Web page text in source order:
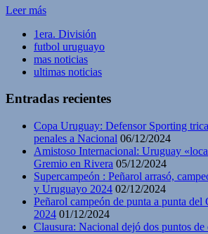
Leer más
1era. División
futbol uruguayo
mas noticias
ultimas noticias
Entradas recientes
Copa Uruguay: Defensor Sporting
penales a Nacional 06/12/2024
Amistoso Internacional: Uruguay
Gremio en Rivera 05/12/2024
Supercampeón : Peñarol arrasó,
y Uruguayo 2024 02/12/2024
Peñarol campeón de punta a punta
2024 01/12/2024
Clausura: Nacional dejó dos puntos